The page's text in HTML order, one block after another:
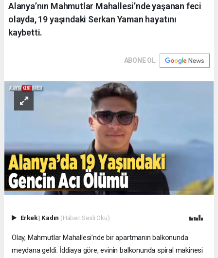
Alanya’nın Mahmutlar Mahallesi’nde yaşanan feci
olayda, 19 yaşındaki Serkan Yaman hayatını
kaybetti.
ABONE OL
Erkek| Kadın (Haberi Sesli Oku)
Olay, Mahmutlar Mahallesi’nde bir apartmanın balkonunda
meydana geldi. İddiaya göre, evinin balkonunda spiral makinesi